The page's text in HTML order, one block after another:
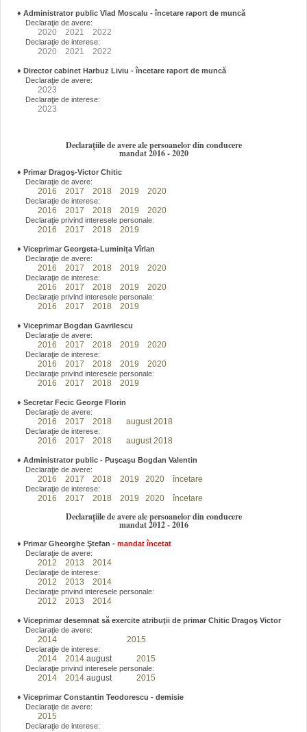
♦ Administrator public Vlad Moscalu - încetare raport de muncă
Declaraţie de avere:
2020 2021 2022
Declaraţie de interese:
2020 2021 2022
♦ Director cabinet Harbuz Liviu - încetare raport de muncă
Declaraţie de avere:
2023
Declaraţie de interese:
2023
Declarațiile de avere ale persoanelor din conducere
mandat 2016 - 2020
♦ Primar Dragoş-Victor Chitic
Declaraţie de avere:
2016 2017 2018 2019 2020
Declaraţie de interese:
2016 2017 2018 2019 2020
Declaraţie privind interesele personale:
2016 2017 2018 2019
♦ Viceprimar Georgeta-Luminița Vîrlan
Declaraţie de avere:
2016 2017 2018 2019 2020
Declaraţie de interese:
2016 2017 2018 2019 2020
Declaraţie privind interesele personale:
2016 2017 2018 2019
♦ Viceprimar Bogdan Gavrilescu
Declaraţie de avere:
2016 2017 2018 2019 2020
Declaraţie de interese:
2016 2017 2018 2019 2020
Declaraţie privind interesele personale:
2016 2017 2018 2019
♦ Secretar Fecic George Florin
Declaraţie de avere:
2016 2017 2018 august 2018
Declaraţie de interese:
2016 2017 2018 august 2018
♦ Administrator public - Puşcaşu Bogdan Valentin
Declaraţie de avere:
2016 2017 2018 2019 2020 încetare
Declaraţie de interese:
2016 2017 2018 2019 2020 încetare
Declarațiile de avere ale persoanelor din conducere
mandat 2012 - 2016
♦ Primar Gheorghe Ştefan - mandat încetat
Declaraţie de avere:
2012 2013 2014
Declaraţie de interese:
2012 2013 2014
Declaraţie privind interesele personale:
2012 2013 2014
♦ Viceprimar desemnat să exercite atribuţii de primar Chitic Dragoş Victor
Declaraţie de avere:
2014 2015
Declaraţie de interese:
2014 2014 august 2015
Declaraţie privind interesele personale:
2014 2014 august 2015
♦ Viceprimar Constantin Teodorescu - demisie
Declaraţie de avere:
2015
Declaraţie de interese: